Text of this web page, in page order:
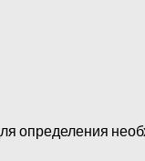
определения